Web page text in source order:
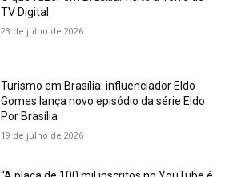
TV Digital
23 de julho de 2026
Turismo em Brasília: influenciador Eldo
Gomes lança novo episódio da série Eldo
Por Brasília
19 de julho de 2026